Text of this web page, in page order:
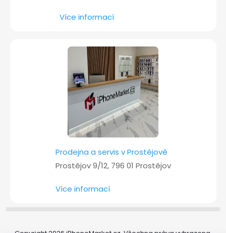
Více informací
Prodejna a servis v Prostějově
Prostějov 9/12, 796 01 Prostějov
Více informací